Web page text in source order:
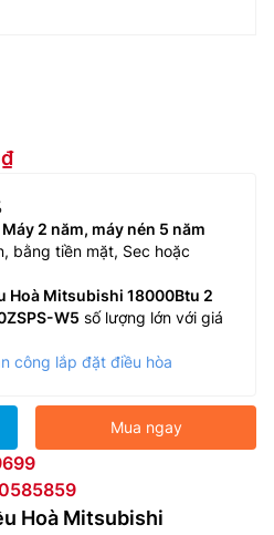
Máy 2 năm, máy nén 5 năm
bằng tiền mặt, Sec hoặc
Hoà Mitsubishi 18000Btu 2
W5 số lượng lớn với giá
công lắp đặt điều hòa
Mua ngay
Hoà Mitsubishi